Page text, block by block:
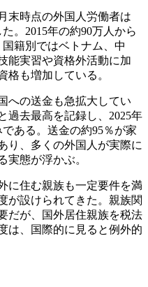
末時点の外国人労働者は
。2015年の約90万人から
籍別ではベトナム、中
能実習や資格外活動に加
格も増加している。
への送金も急拡大してい
過去最高を記録し、2025年
ある。送金の約95％が家
り、多くの外国人が実際に
実態が浮かぶ。
に住む親族も一定要件を満
が設けられてきた。親族関
だが、国外居住親族を税法
は、国際的に見ると例外的